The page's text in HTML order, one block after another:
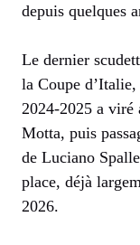
depuis quelques
Le dernier
la Coupe d’Italie,
2024-2025 a viré
Motta, puis
de Luciano
place, déjà
2026.